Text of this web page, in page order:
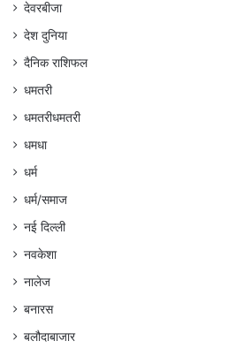
देवरबीजा
देश दुनिया
दैनिक राशिफल
धमतरी
धमतरीधमतरी
धमधा
धर्म
धर्म/समाज
नई दिल्ली
नवकेशा
नालेज
बनारस
बलौदाबाजार